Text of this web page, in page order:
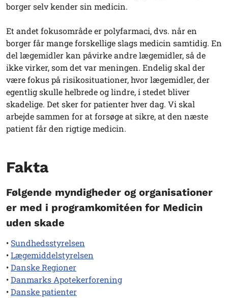
borger selv kender sin medicin.
Et andet fokusområde er polyfarmaci, dvs. når en
borger får mange forskellige slags medicin samtidig. En
del lægemidler kan påvirke andre lægemidler, så de
ikke virker, som det var meningen. Endelig skal der
være fokus på risikosituationer, hvor lægemidler, der
egentlig skulle helbrede og lindre, i stedet bliver
skadelige. Det sker for patienter hver dag. Vi skal
arbejde sammen for at forsøge at sikre, at den næste
patient får den rigtige medicin.
Fakta
Følgende myndigheder og organisationer
er med i programkomitéen for Medicin
uden skade
• Sundhedsstyrelsen
•Lægemiddelstyrelsen
•Danske Regioner
•Danmarks Apotekerforening
•Danske patienter